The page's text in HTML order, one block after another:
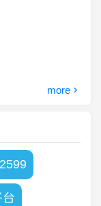
more